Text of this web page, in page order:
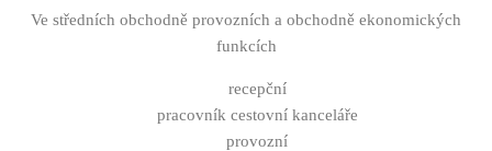
Učitelé
Kontakty
Projekty
Prospěch žáků
Ve středních obchodně provozních a obchodně ekonomických
funkcích
recepční
pracovník cestovní kanceláře
provozní